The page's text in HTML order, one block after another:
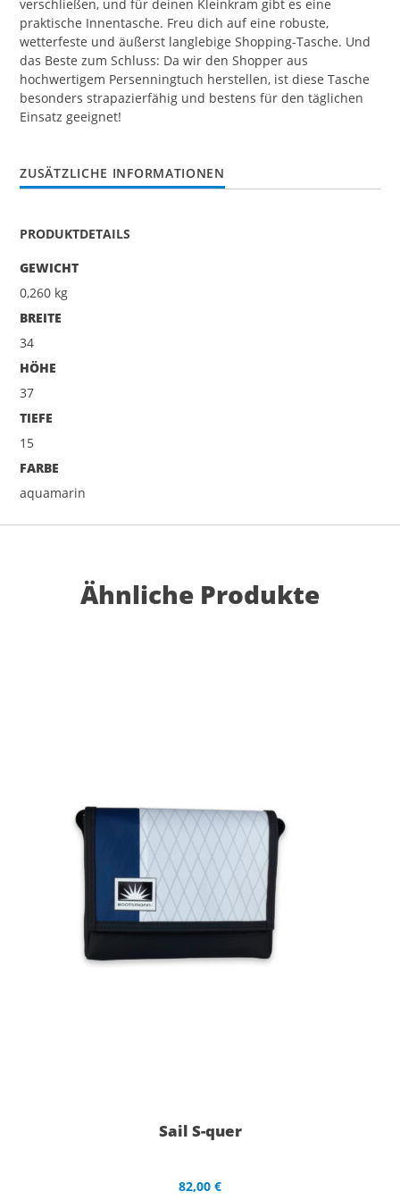
verschließen, und für deinen Kleinkram gibt es eine
praktische Innentasche. Freu dich auf eine robuste,
wetterfeste und äußerst langlebige Shopping-Tasche. Und
das Beste zum Schluss: Da wir den Shopper aus
hochwertigem Persenningtuch herstellen, ist diese Tasche
besonders strapazierfähig und bestens für den täglichen
Einsatz geeignet!
ZUSÄTZLICHE INFORMATIONEN
PRODUKTDETAILS
GEWICHT
0,260 kg
BREITE
34
HÖHE
37
TIEFE
15
FARBE
aquamarin
Ähnliche Produkte
Sail S-quer
82,00€